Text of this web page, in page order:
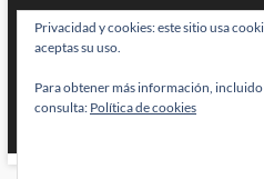
BRAINSTOMPING| Diseñado por:
los derechos reservados
Privacidad y cookies: este sitio usa
aceptas su uso.
Para obtener más información,
consulta: Política de cookies